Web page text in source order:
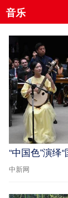
音乐
“中国色”演绎
中新网